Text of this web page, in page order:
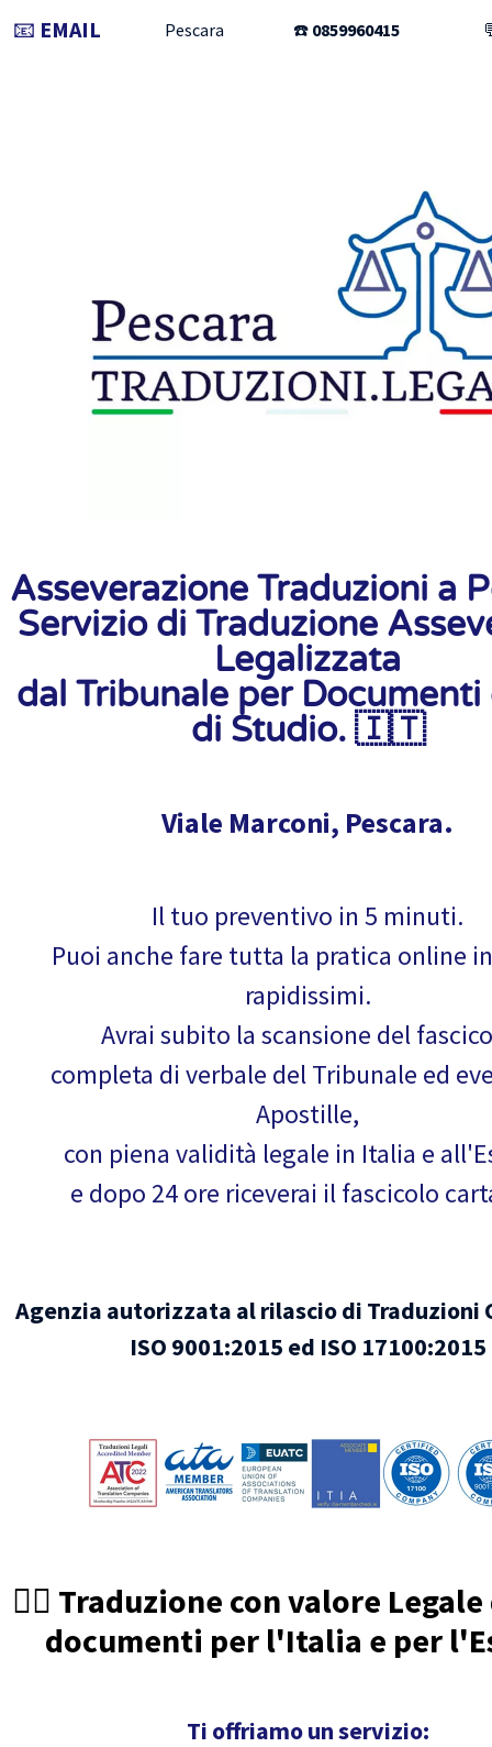
📧 EMAIL Pescara ☎️ 0859960415
Asseverazione Traduzioni a
Servizio di Traduzione
Legalizzata
dal Tribunale per Documenti
di Studio. 🇮🇹
Viale Marconi, Pescara.
Il tuo preventivo in 5 minuti.
Puoi anche fare tutta la pratica online
rapidissimi.
Avrai subito la scansione del
completa di verbale del Tribunale ed
Apostille,
con piena validità legale in Italia e
e dopo 24 ore riceverai il fascicolo
Agenzia autorizzata al rilascio di Traduzioni
ISO 9001:2015 ed ISO 17100:2015
🧑‍⚖️ Traduzione con valore
documenti per l'Italia e per
Ti offriamo un servizio: